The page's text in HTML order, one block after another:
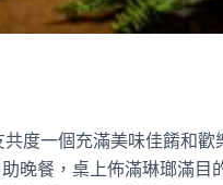
度一個充滿美味佳餚和歡
晚餐，桌上佈滿琳瑯滿目